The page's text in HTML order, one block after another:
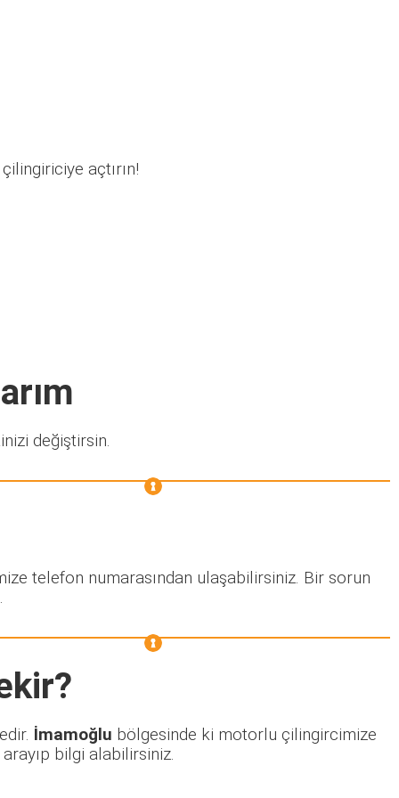
açtırın!
değiştirsin.
telefon numarasından ulaşabilirsiniz. Bir sorun
İmamoğlu bölgesinde ki motorlu çilingircimize
bilgi alabilirsiniz.